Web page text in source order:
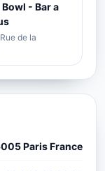
- Bar a
de la
Paris France